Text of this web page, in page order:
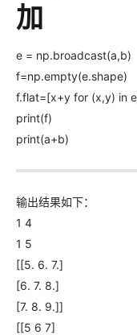
加
e = np.broadcast(a,b)
f=np.empty(e.shape)
f.flat=[x+y for (x,y) in
print(f)
print(a+b)
输出结果如下：
1 4
1 5
[[5. 6. 7.]
[6. 7. 8.]
[7. 8. 9.]]
[[5 6 7]